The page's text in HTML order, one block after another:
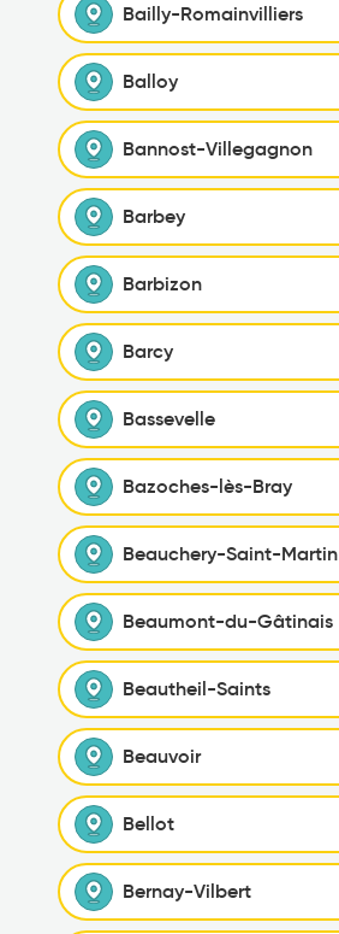
Bailly-Romainvilliers
Balloy
Bannost-Villegagnon
Barbey
Barbizon
Barcy
Bassevelle
Bazoches-lès-Bray
Beauchery-Saint-Martin
Beaumont-du-Gâtinais
Beautheil-Saints
Beauvoir
Bellot
Bernay-Vilbert